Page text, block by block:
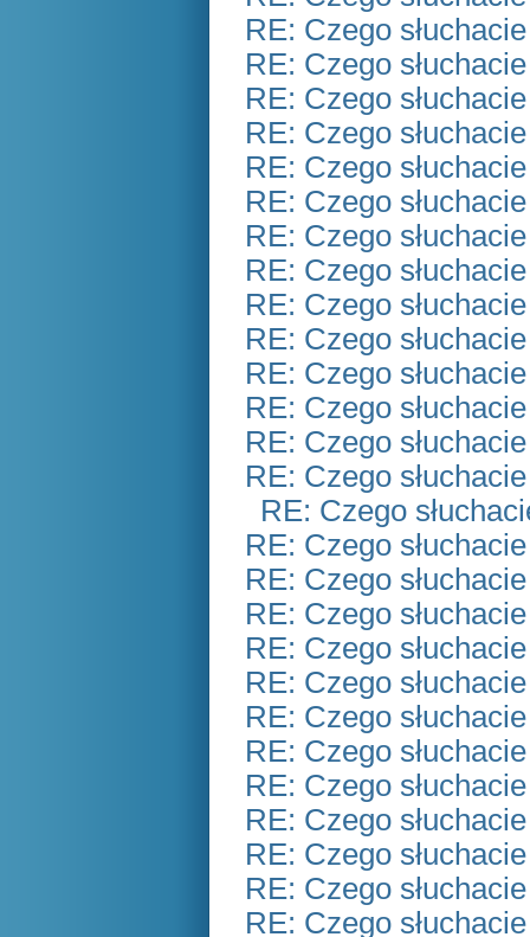
RE: Czego
RE: Czego
RE: Czego
RE: Czego
RE: Czego
RE: Czego
RE: Czego
RE: Czego
RE: Czego
RE: Czego
RE: Czego
RE: Czego
RE: Czego
RE: Czego
RE: Czego
RE: Czego
RE: Czego
RE: Czego
RE: Czego
RE: Czego
RE: Czego
RE: Czego
RE: Czego
RE: Czego
RE: Czego
RE: Czego
RE: Czego